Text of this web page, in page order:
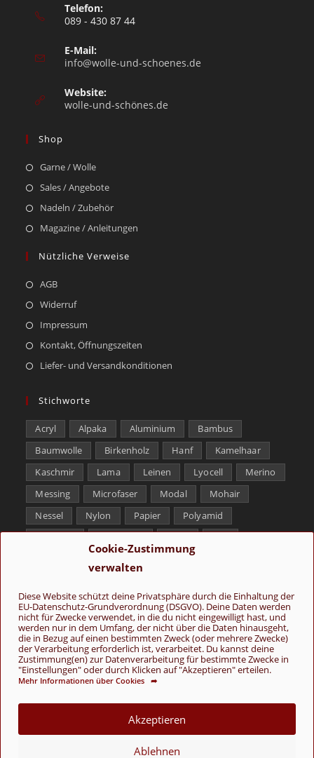
Cookie-Zustimmung
verwalten
Diese Website schützt deine Privatsphäre durch die Einhaltung der
EU-Datenschutz-Grundverordnung (DSGVO). Deine Daten werden
nicht für Zwecke verwendet, in die du nicht eingewilligt hast, und
werden nur in dem Umfang, der nicht über die Daten hinausgeht,
die in Bezug auf einen bestimmten Zweck (oder mehrere Zwecke)
der Verarbeitung erforderlich ist, verarbeitet. Du kannst deine
Zustimmung(en) zur Datenverarbeitung für bestimmte Zwecke in
"Einstellungen" oder durch Klicken auf "Akzeptieren" erteilen.
Mehr Informationen über Cookies ➦
Akzeptieren
Ablehnen
Telefon:
089 - 430 87 44
E-Mail:
info@wolle-und-schoenes.de
Website:
wolle-und-schönes.de
Shop
Garne / Wolle
Sales / Angebote
Nadeln / Zubehör
Magazine / Anleitungen
Nützliche Verweise
AGB
Widerruf
Impressum
Kontakt, Öffnungszeiten
Liefer- und Versandkonditionen
Stichworte
Acryl Alpaka Aluminium
Bambus
Baumwolle
Birkenholz Hanf
Kamelhaar
Kaschmir
Lama Leinen Lyocell
Merino
Messing
Microfaser Modal
Mohair
Nessel
Nylon Papier
Polyamid
Folge uns
Über uns
Cookie-Richtlinie (EU)
© Copyright 2026 - Wolle & Schönes